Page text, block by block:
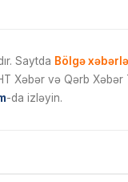
Saytda Bölgə
və Qərb
-da izləyin.